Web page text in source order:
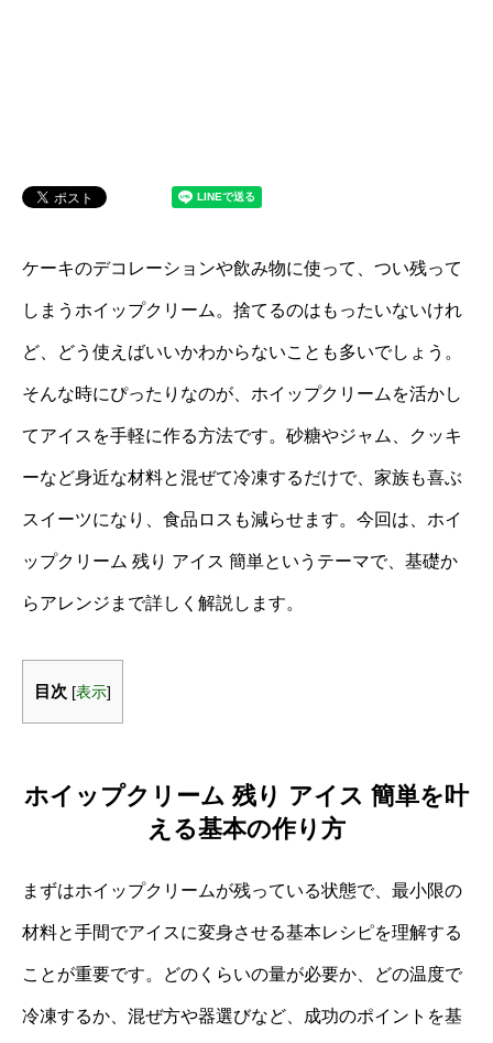
ケーキのデコレーションや飲み物に使って、つい残って
しまうホイップクリーム。捨てるのはもったいないけれ
ど、どう使えばいいかわからないことも多いでしょう。
そんな時にぴったりなのが、ホイップクリームを活かし
てアイスを手軽に作る方法です。砂糖やジャム、クッキ
ーなど身近な材料と混ぜて冷凍するだけで、家族も喜ぶ
スイーツになり、食品ロスも減らせます。今回は、ホイ
ップクリーム 残り アイス 簡単というテーマで、基礎か
らアレンジまで詳しく解説します。
目次 [表示]
ホイップクリーム 残り アイス 簡単を叶
える基本の作り方
まずはホイップクリームが残っている状態で、最小限の
材料と手間でアイスに変身させる基本レシピを理解する
ことが重要です。どのくらいの量が必要か、どの温度で
冷凍するか、混ぜ方や器選びなど、成功のポイントを基